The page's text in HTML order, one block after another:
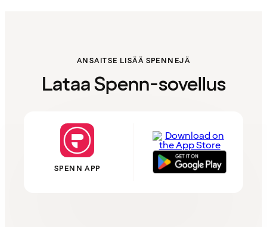
ANSAITSE LISÄÄ SPENNEJÄ
Lataa Spenn-sovellus
SPENN APP